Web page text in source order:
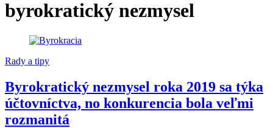
byrokratický nezmysel
Rady a tipy
Byrokratický nezmysel roka 2019 sa týka
účtovníctva, no konkurencia bola veľmi
rozmanitá